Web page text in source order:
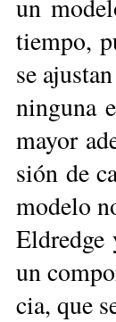
un
tiem­po,
se
nin­gu­na
ma­yor
sión de
mo­de­lo
El­dred­ge
un
cia, que